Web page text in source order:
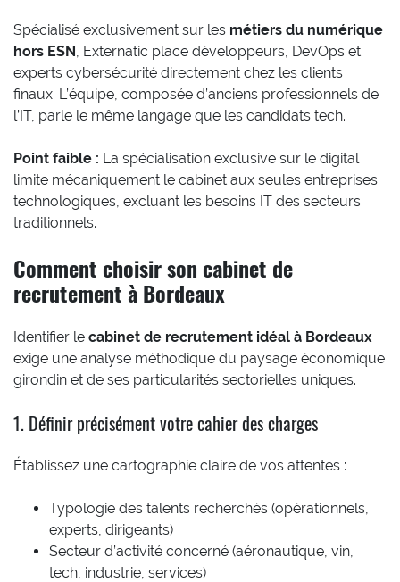
Spécialisé exclusivement sur les métiers du numérique
hors ESN, Externatic place développeurs, DevOps et
experts cybersécurité directement chez les clients
finaux. L’équipe, composée d’anciens professionnels de
l’IT, parle le même langage que les candidats tech.
Point faible : La spécialisation exclusive sur le digital
limite mécaniquement le cabinet aux seules entreprises
technologiques, excluant les besoins IT des secteurs
traditionnels.
Comment choisir son cabinet de
recrutement à Bordeaux
Identifier le cabinet de recrutement idéal à Bordeaux
exige une analyse méthodique du paysage économique
girondin et de ses particularités sectorielles uniques.
1. Définir précisément votre cahier des charges
Établissez une cartographie claire de vos attentes :
Typologie des talents recherchés (opérationnels,
experts, dirigeants)
Secteur d’activité concerné (aéronautique, vin,
tech, industrie, services)